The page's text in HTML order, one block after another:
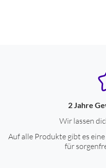
ja
Bluetooth-Kopfhörer
ja
2 Jahre
Wir lassen
Auf alle Produkte gibt es
für